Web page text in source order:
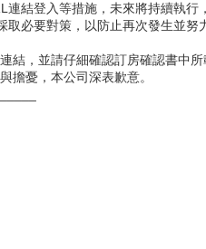
結登入等措施，未來將持續執行
必要對策，以防止再次發生並努
結，並請仔細確認訂房確認書中
擔憂，本公司深表歉意。